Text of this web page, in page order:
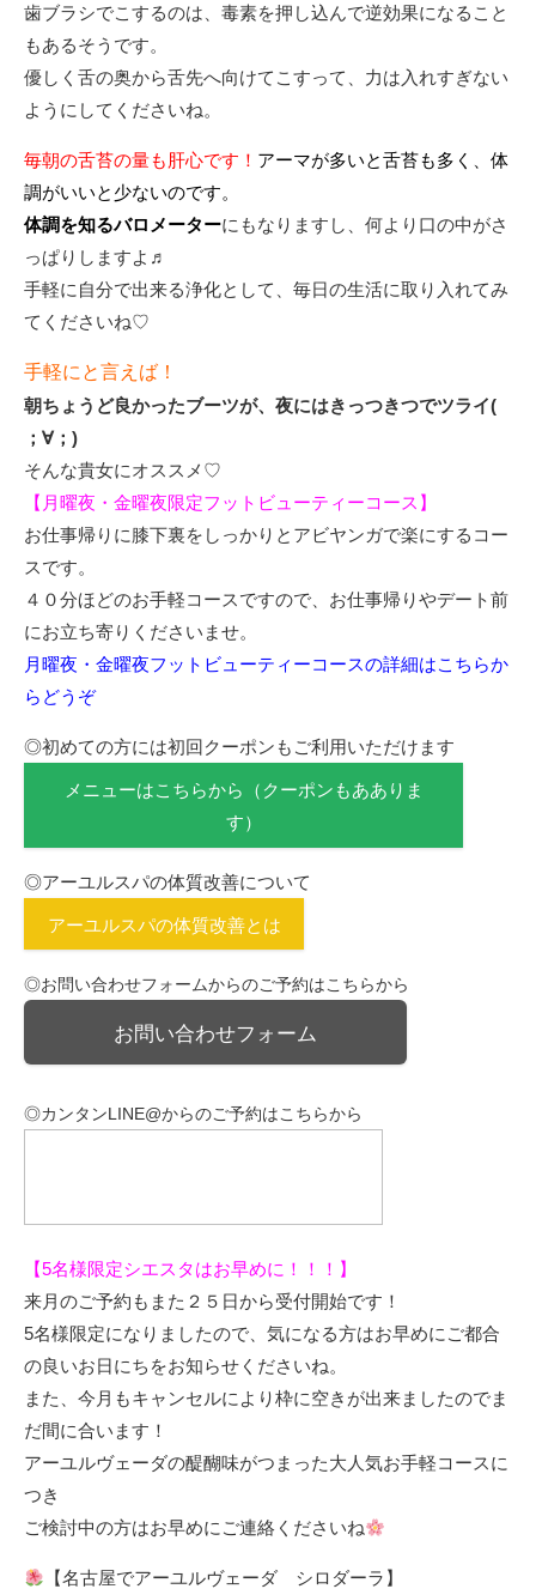
歯ブラシでこするのは、毒素を押し込んで逆効果になること
もあるそうです。
優しく舌の奥から舌先へ向けてこすって、力は入れすぎない
ようにしてくださいね。
毎朝の舌苔の量も肝心です！ アーマが多いと舌苔も多く、体
調がいいと少ないのです。
体調を知るバロメーターにもなりますし、何より口の中がさ
っぱりしますよ♬
手軽に自分で出来る浄化として、毎日の生活に取り入れてみ
てくださいね♡
手軽にと言えば！
朝ちょうど良かったブーツが、夜にはきっつきつでツライ(
；∀；)
そんな貴女にオススメ♡
【月曜夜・金曜夜限定フットビューティーコース】
お仕事帰りに膝下裏をしっかりとアビヤンガで楽にするコー
スです。
４０分ほどのお手軽コースですので、お仕事帰りやデート前
にお立ち寄りくださいませ。
月曜夜・金曜夜フットビューティーコースの詳細はこちらか
らどうぞ
◎初めての方には初回クーポンもご利用いただけます
メニューはこちらから（クーポンもあありま
す）
◎アーユルスパの体質改善について
アーユルスパの体質改善とは
◎お問い合わせフォームからのご予約はこちらから
お問い合わせフォーム
◎カンタンLINE@からのご予約はこちらから
【5名様限定シエスタはお早めに！！！】
来月のご予約もまた２５日から受付開始です！
5名様限定になりましたので、気になる方はお早めにご都合
の良いお日にちをお知らせくださいね。
また、今月もキャンセルにより枠に空きが出来ましたのでま
だ間に合います！
アーユルヴェーダの醍醐味がつまった大人気お手軽コースに
つき
ご検討中の方はお早めにご連絡くださいね
【名古屋でアーユルヴェーダ シロダーラ】